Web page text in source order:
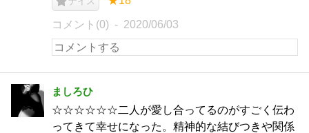
コメント(0) 2020/06/03
ましろひ
☆☆☆☆☆☆二人が愛し合ってるのがすごく伝わ
ってきて幸せになった。精神的な結びつきや関係